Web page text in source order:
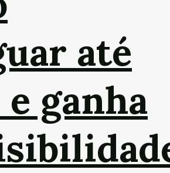
até
ganha